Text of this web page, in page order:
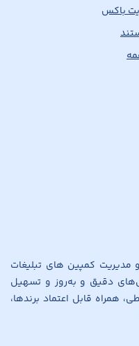
باکس
مدیریت کمپین های تبلیغات
دقیق و به‌روز و تسهیل
همراه قابل اعتماد برندها،